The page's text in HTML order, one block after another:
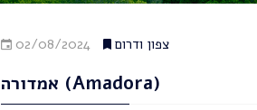
02/08/2024 צפון ודרום
אמדורה (Amadora)